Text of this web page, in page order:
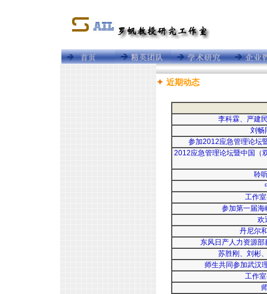
近期动态
李科霖、严建
刘畅
参加2012应急管理论坛
2012应急管理论坛暨中国
聆
工作
参加第一届海
欢
丹尼尔
东风日产人力资源
苏胜刚、刘彬
师生共同参加武汉
工作